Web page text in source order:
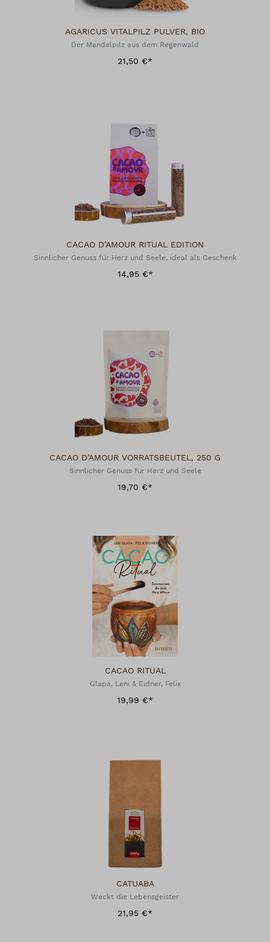
AGARICUS VITALPILZ PULVER, BIO
Der Mandelpilz aus dem Regenwald
21,50 €*
CACAO D’AMOUR RITUAL EDITION
Sinnlicher Genuss für Herz und Seele, ideal als Geschenk
14,95 €*
CACAO D’AMOUR VORRATSBEUTEL, 250 G
Sinnlicher Genuss für Herz und Seele
19,70 €*
CACAO RITUAL
Glapa, Leni & Eidner, Felix
19,99 €*
CATUABA
Weckt die Lebensgeister
21,95 €*